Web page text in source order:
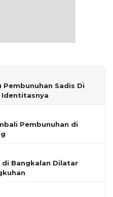
Sadis Di
Identitasnya
Pembunuhan di
di Bangkalan Dilatar